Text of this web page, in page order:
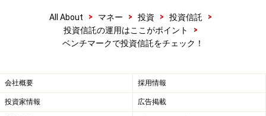
All About > マネー > 投資 > 投資信託
>
投資信託の運用はここがポイント
>
ベンチマークで投資信託をチェック！
会社概要 採用情報
投資家情報 広告掲載